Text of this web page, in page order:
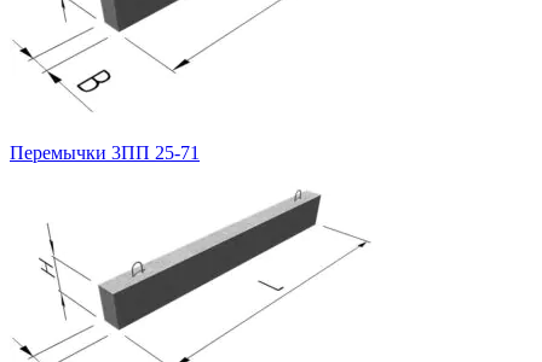
Перемычки 3ПП 25-71